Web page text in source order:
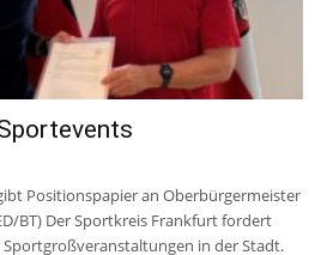
Positionspapier an Oberbürgermeister
BT) Der Sportkreis Frankfurt fordert
in der Stadt.